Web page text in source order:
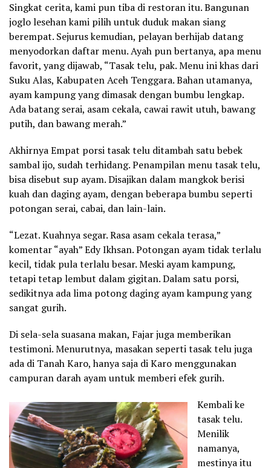
Singkat cerita, kami pun tiba di restoran itu. Bangunan
joglo lesehan kami pilih untuk duduk makan siang
berempat. Sejurus kemudian, pelayan berhijab datang
menyodorkan daftar menu. Ayah pun bertanya, apa menu
favorit, yang dijawab, “Tasak telu, pak. Menu ini khas dari
Suku Alas, Kabupaten Aceh Tenggara. Bahan utamanya,
ayam kampung yang dimasak dengan bumbu lengkap.
Ada batang serai, asam cekala, cawai rawit utuh, bawang
putih, dan bawang merah.”
Akhirnya Empat porsi tasak telu ditambah satu bebek
sambal ijo, sudah terhidang. Penampilan menu tasak telu,
bisa disebut sup ayam. Disajikan dalam mangkok berisi
kuah dan daging ayam, dengan beberapa bumbu seperti
potongan serai, cabai, dan lain-lain.
“Lezat. Kuahnya segar. Rasa asam cekala terasa,”
komentar “ayah” Edy Ikhsan. Potongan ayam tidak terlalu
kecil, tidak pula terlalu besar. Meski ayam kampung,
tetapi tetap lembut dalam gigitan. Dalam satu porsi,
sedikitnya ada lima potong daging ayam kampung yang
sangat gurih.
Di sela-sela suasana makan, Fajar juga memberikan
testimoni. Menurutnya, masakan seperti tasak telu juga
ada di Tanah Karo, hanya saja di Karo menggunakan
campuran darah ayam untuk memberi efek gurih.
Kembali ke
tasak telu.
Menilik
namanya,
mestinya itu